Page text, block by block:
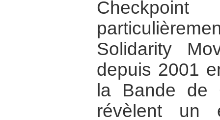
Solidarity
depuis 2001
la Bande de
révèlent un